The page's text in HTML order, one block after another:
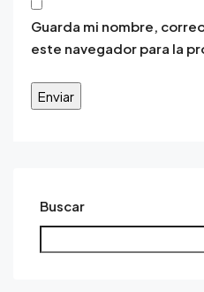
Guarda mi nombre,
este navegador para la
Buscar